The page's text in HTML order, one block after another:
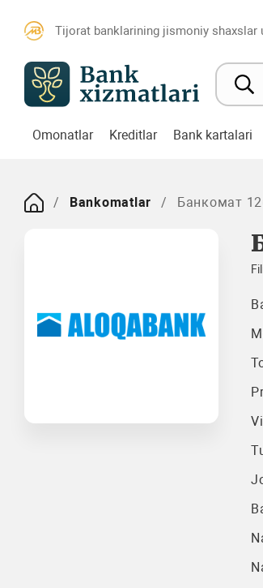
Tijorat banklarining jismoniy shaxslar
Omonatlar Kreditlar Bank kartalari
Bankomatlar Банкомат